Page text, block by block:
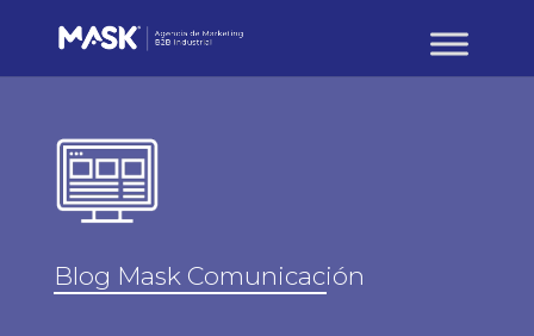
Blog Mask Comunicación